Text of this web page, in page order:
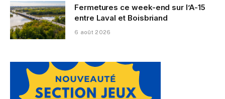
Fermetures ce week-end sur l’A-15
entre Laval et Boisbriand
6 août 2026